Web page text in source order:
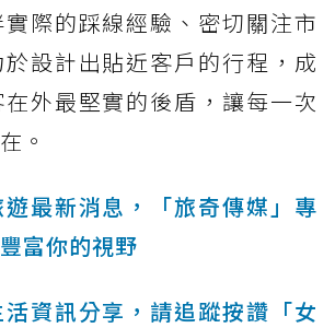
際的踩線經驗、密切關注市
設計出貼近客戶的行程，成
外最堅實的後盾，讓每一次
。
最新消息，「旅奇傳媒」專
富你的視野
資訊分享，請追蹤按讚「女